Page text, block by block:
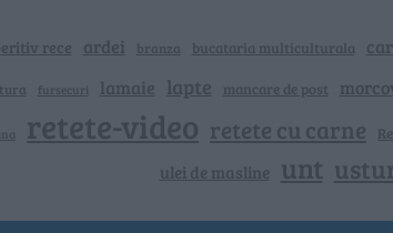
rece ardei branza bucataria multiculturala
fursecuri lamaie lapte mancare de post
retete-video retete cu carne
ulei de masline unt